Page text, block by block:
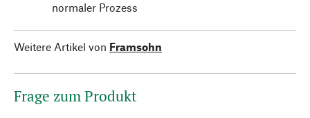
normaler Prozess
Weitere Artikel von Framsohn
Frage zum Produkt